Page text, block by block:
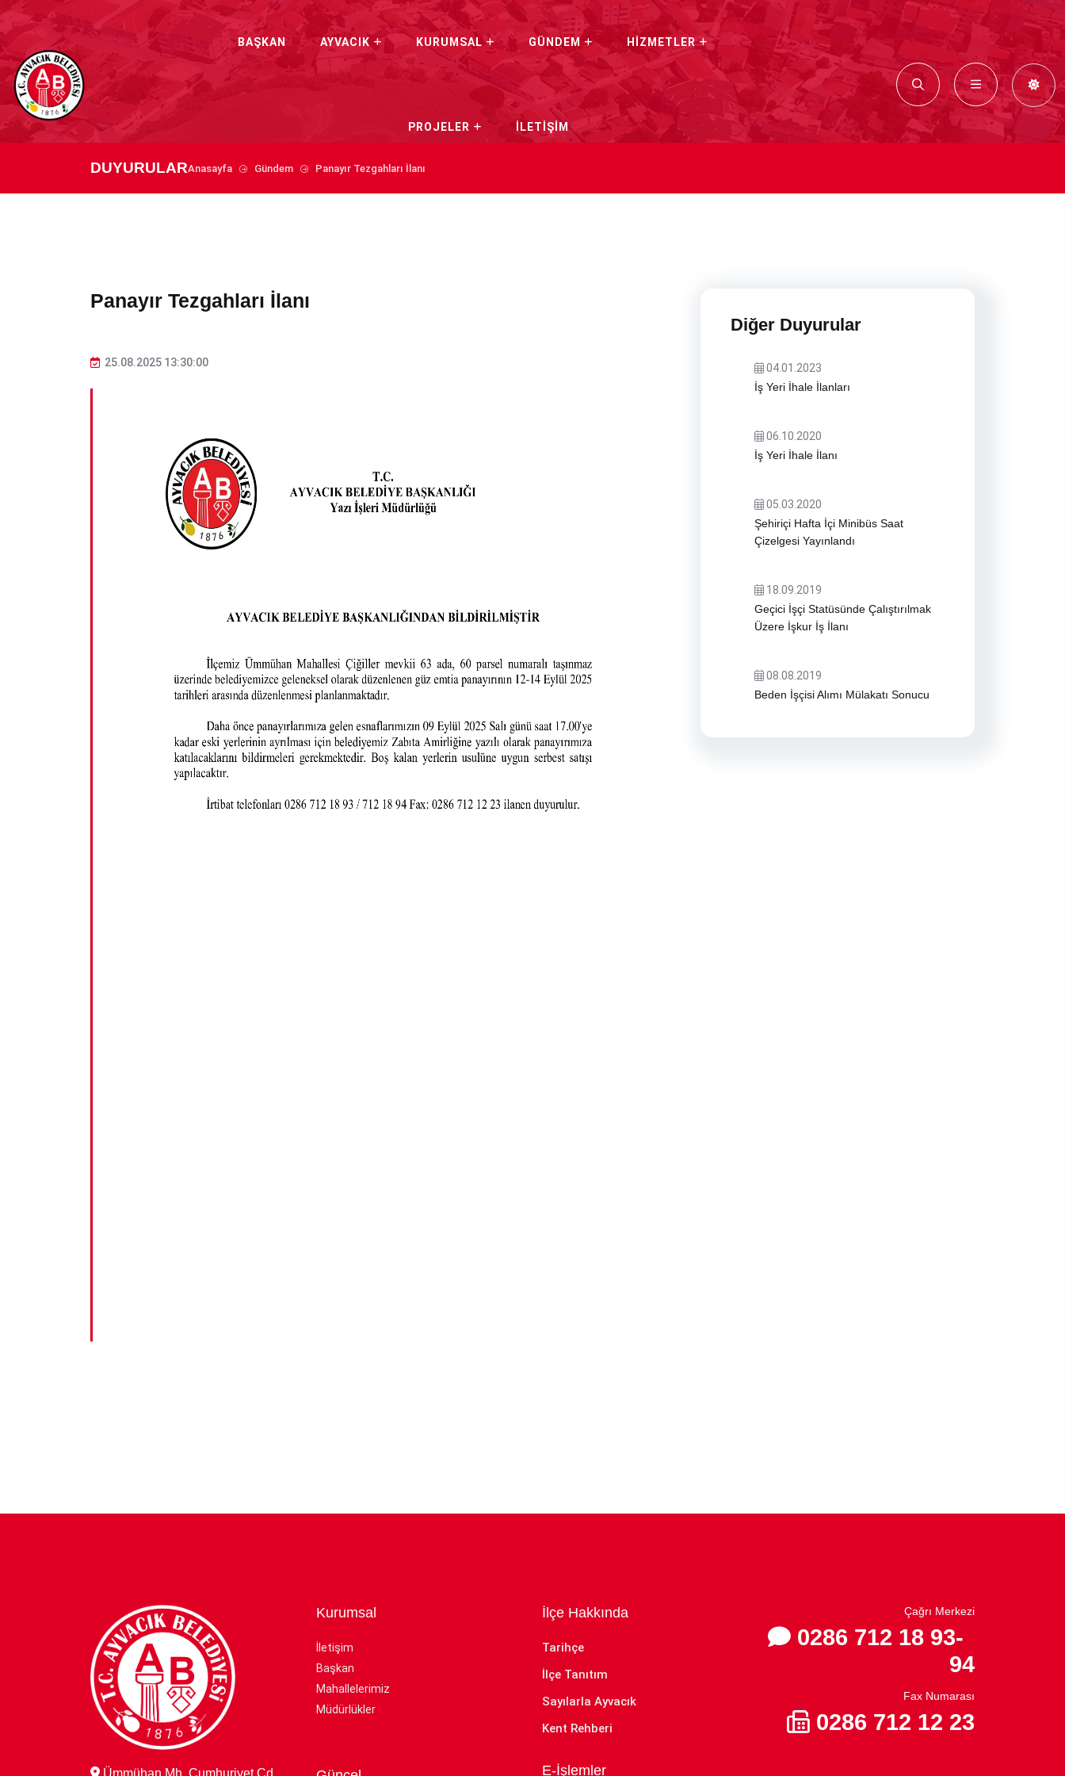
BAŞKAN AYVACIK KURUMSAL GÜNDEM HİZMETLER
PROJELER İLETİŞİM
DUYURULARAnasayfa Gündem Panayır Tezgahları İlanı
Panayır Tezgahları İlanı
25.08.2025 13:30:00
Diğer Duyurular
04.01.2023
İş Yeri İhale İlanları
06.10.2020
İş Yeri İhale İlanı
05.03.2020
Şehiriçi Hafta İçi Minibüs Saat
Çizelgesi Yayınlandı
18.09.2019
Geçici İşçi Statüsünde Çalıştırılmak
Üzere İşkur İş İlanı
08.08.2019
Beden İşçisi Alımı Mülakatı Sonucu
Ümmühan Mh. Cumhuriyet Cd.
Kurumsal
İletişim
Başkan
Mahallelerimiz
Müdürlükler
İlçe Hakkında
Tarihçe
İlçe Tanıtım
Sayılarla Ayvacık
Kent Rehberi
E-İşlemler
Çağrı Merkezi
0286 712 18 93-
94
Fax Numarası
0286 712 12 23